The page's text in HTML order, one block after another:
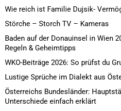
Wie reich ist Familie Dujsik-
Störche – Storch TV – Kameras
Baden auf der Donauinsel in Wien
Regeln & Geheimtipps
WKO-Beiträge 2026: So prüfst du
Lustige Sprüche im Dialekt aus
Österreichs Bundesländer:
Unterschiede einfach erklärt